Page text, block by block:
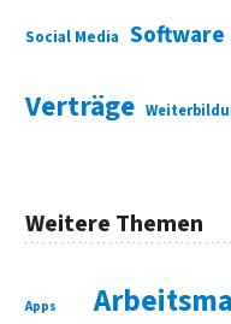
Social Media Software
Verträge
Weitere Themen
Apps